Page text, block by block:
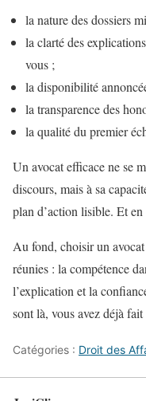
la nature des dossiers
la clarté des
vous ;
la disponibilité
la transparence des
la qualité du premier
Un avocat efficace ne se
discours, mais à sa
plan d’action lisible. Et
Au fond, choisir un
réunies : la compétence
l’explication et la
sont là, vous avez déjà
Catégories : Droit des